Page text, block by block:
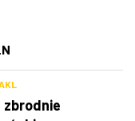
zbrodnie